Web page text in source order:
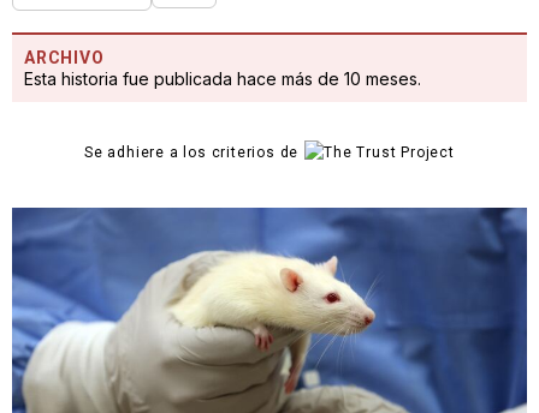
ARCHIVO
Esta historia fue publicada hace más de 10 meses.
Se adhiere a los criterios de